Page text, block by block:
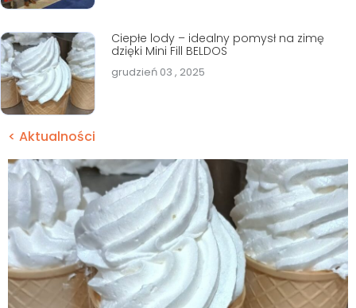
< Aktualności
Ciepłe lody – idealny pomysł na zimę
dzięki Mini Fill BELDOS
grudzień 03 , 2025